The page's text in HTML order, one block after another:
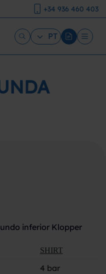
+34 936 460 403
PT
inferior Klopper
SHIRT
4 bar